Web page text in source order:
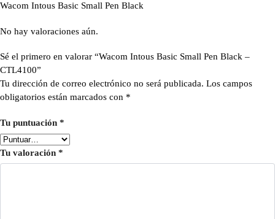
Wacom Intous Basic Small Pen Black
No hay valoraciones aún.
Sé el primero en valorar “Wacom Intous Basic Small Pen Black –
CTL4100”
Tu dirección de correo electrónico no será publicada. Los campos
obligatorios están marcados con *
Tu puntuación *
Tu valoración *